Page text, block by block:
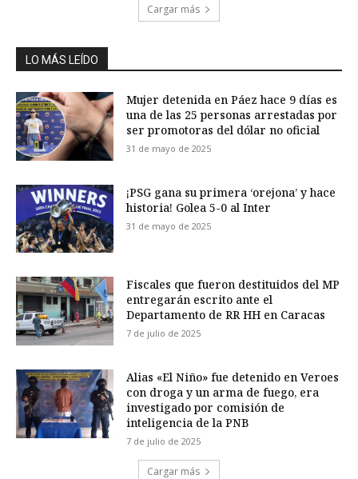
Cargar más
LO MÁS LEÍDO
Mujer detenida en Páez hace 9 días es
una de las 25 personas arrestadas por
ser promotoras del dólar no oficial
31 de mayo de 2025
¡PSG gana su primera ‘orejona’ y hace
historia! Golea 5-0 al Inter
31 de mayo de 2025
Fiscales que fueron destituidos del MP
entregarán escrito ante el
Departamento de RR HH en Caracas
7 de julio de 2025
Alias «El Niño» fue detenido en Veroes
con droga y un arma de fuego, era
investigado por comisión de
inteligencia de la PNB
7 de julio de 2025
Cargar más